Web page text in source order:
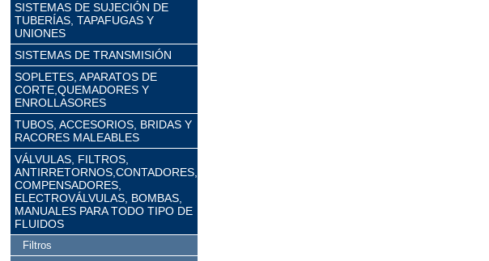
SISTEMAS DE SUJECIÓN DE
TUBERÍAS, TAPAFUGAS Y
UNIONES
SISTEMAS DE TRANSMISIÓN
SOPLETES, APARATOS DE
CORTE,QUEMADORES Y
ENROLLASORES
TUBOS, ACCESORIOS, BRIDAS Y
RACORES MALEABLES
VÁLVULAS, FILTROS,
ANTIRRETORNOS,CONTADORES,
COMPENSADORES,
ELECTROVÁLVULAS, BOMBAS,
MANUALES PARA TODO TIPO DE
FLUIDOS
Filtros